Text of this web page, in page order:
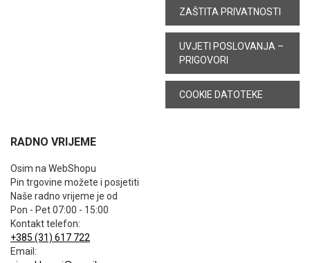
ZAŠTITA PRIVATNOSTI
UVJETI POSLOVANJA –
PRIGOVORI
COOKIE DATOTEKE
RADNO VRIJEME
Osim na WebShopu
Pin trgovine možete i posjetiti
Naše radno vrijeme je od
Pon - Pet 07:00 - 15:00
Kontakt telefon:
+385 (31) 617 722
Email: